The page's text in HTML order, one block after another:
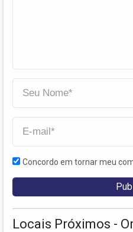
Concordo em tornar meu
Locais Próximos -